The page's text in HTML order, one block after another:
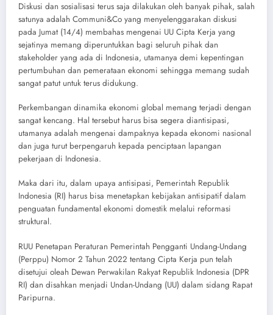
Diskusi dan sosialisasi terus saja dilakukan oleh banyak pihak, salah
satunya adalah Communi&Co yang menyelenggarakan diskusi
pada Jumat (14/4) membahas mengenai UU Cipta Kerja yang
sejatinya memang diperuntukkan bagi seluruh pihak dan
stakeholder yang ada di Indonesia, utamanya demi kepentingan
pertumbuhan dan pemerataan ekonomi sehingga memang sudah
sangat patut untuk terus didukung.
Perkembangan dinamika ekonomi global memang terjadi dengan
sangat kencang. Hal tersebut harus bisa segera diantisipasi,
utamanya adalah mengenai dampaknya kepada ekonomi nasional
dan juga turut berpengaruh kepada penciptaan lapangan
pekerjaan di Indonesia.
Maka dari itu, dalam upaya antisipasi, Pemerintah Republik
Indonesia (RI) harus bisa menetapkan kebijakan antisipatif dalam
penguatan fundamental ekonomi domestik melalui reformasi
struktural.
RUU Penetapan Peraturan Pemerintah Pengganti Undang-Undang
(Perppu) Nomor 2 Tahun 2022 tentang Cipta Kerja pun telah
disetujui oleah Dewan Perwakilan Rakyat Republik Indonesia (DPR
RI) dan disahkan menjadi Undan-Undang (UU) dalam sidang Rapat
Paripurna.